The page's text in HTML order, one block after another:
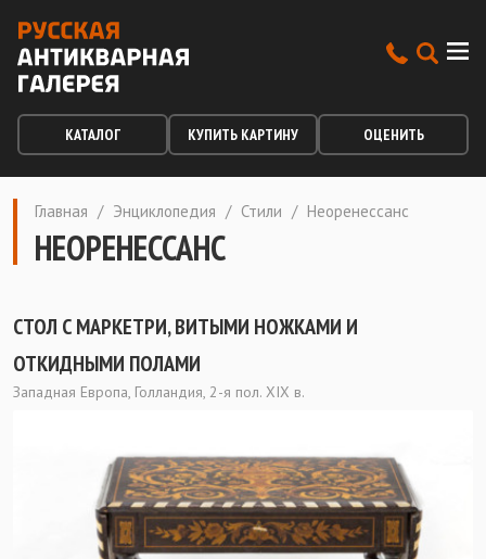
КАТАЛОГ КУПИТЬ КАРТИНУ ОЦЕНИТЬ
Главная / Энциклопедия / Стили / Неоренессанс
НЕОРЕНЕССАНС
СТОЛ С МАРКЕТРИ, ВИТЫМИ НОЖКАМИ И
ОТКИДНЫМИ ПОЛАМИ
Западная Европа, Голландия, 2-я пол. XIX в.